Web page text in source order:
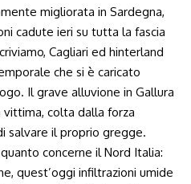
migliorata in Sardegna,
cadute ieri su tutta la fascia
Cagliari ed hinterland
che si è caricato
Il grave alluvione in Gallura
colta dalla forza
salvare il proprio gregge.
concerne il Nord Italia:
quest’oggi infiltrazioni umide